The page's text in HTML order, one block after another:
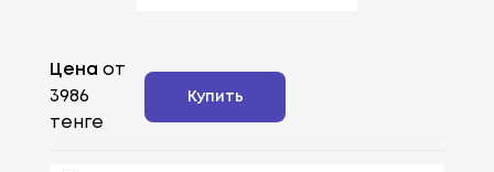
Цена от
3986
тенге
Купить